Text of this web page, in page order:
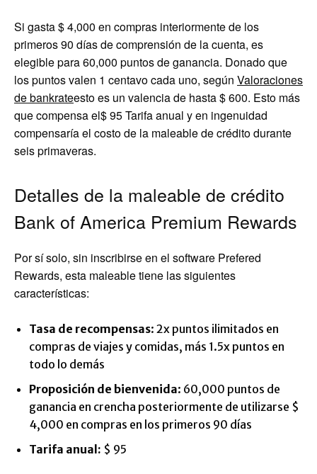
Si gasta $ 4,000 en compras interiormente de los
primeros 90 días de comprensión de la cuenta, es
elegible para 60,000 puntos de ganancia. Donado que
los puntos valen 1 centavo cada uno, según Valoraciones
de bankrateesto es un valencia de hasta $ 600. Esto más
que compensa el$ 95Tarifa anual y en ingenuidad
compensaría el costo de la maleable de crédito durante
seis primaveras.
Detalles de la maleable de crédito
Bank of America Premium Rewards
Por sí solo, sin inscribirse en el software Prefered
Rewards, esta maleable tiene las siguientes
características:
Tasa de recompensas: 2x puntos ilimitados en
compras de viajes y comidas, más 1.5x puntos en
todo lo demás
Proposición de bienvenida: 60,000 puntos de
ganancia en crencha posteriormente de utilizarse $
4,000 en compras en los primeros 90 días
Tarifa anual: $ 95